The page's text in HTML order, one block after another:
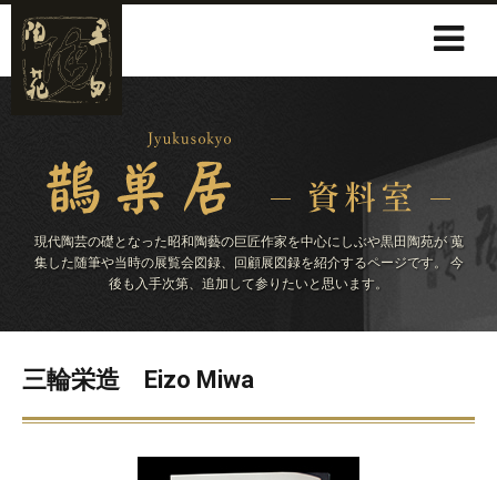
現代陶芸の礎となった昭和陶藝の巨匠作家を中心にしぶや黒田陶苑が蒐
集した随筆や当時の展覧会図録、回顧展図録を紹介するページです。
今
後も入手次第、追加して参りたいと思います。
三輪栄造 Eizo Miwa